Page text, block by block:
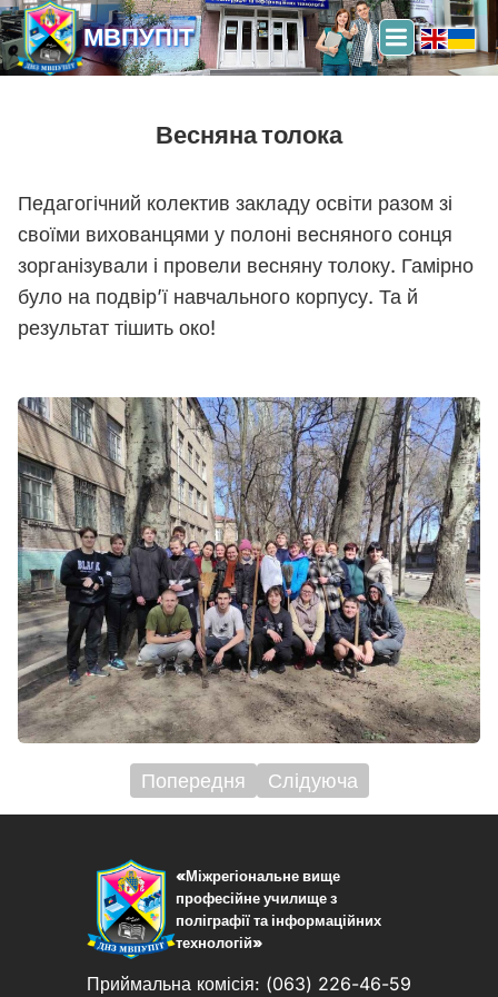
МВПУПІТ
Весняна толока
Педагогічний колектив закладу освіти разом зі
своїми вихованцями у полоні весняного сонця
зорганізували і провели весняну толоку. Гамірно
було на подвір’ї навчального корпусу. Та й
результат тішить око!
Навігація
записів
Попередня Слідуюча
«Міжрегіональне вище
професійне училище з
поліграфії та інформаційних
технологій»
Приймальна комісія: (063) 226-46-59